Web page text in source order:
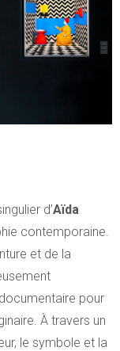
d’Aïda
contemporaine.
et de la
pour
À travers un
le symbole et la